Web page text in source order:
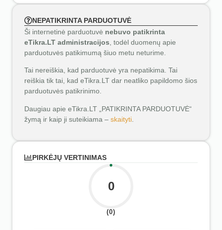
NEPATIKRINTA PARDUOTUVĖ
Ši internetinė parduotuvė nebuvo patikrinta
eTikra.LT administracijos , todėl duomenų apie
parduotuvės patikimumą šiuo metu neturime.
Tai nereiškia, kad parduotuvė yra nepatikima. Tai
reiškia tik tai, kad eTikra.LT dar neatliko papildomo šios
parduotuvės patikrinimo.
Daugiau apie eTikra.LT „PATIKRINTA PARDUOTUVĖ“
žymą ir kaip ji suteikiama – skaityti
PIRKĖJŲ VERTINIMAS
0
(0)